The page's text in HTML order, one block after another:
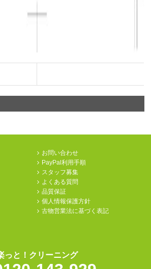
お問い合わせ
PayPal利用手順
スタッフ募集
よくある質問
品質保証
個人情報保護方針
古物営業法に基づく表記
っと！クリーニング